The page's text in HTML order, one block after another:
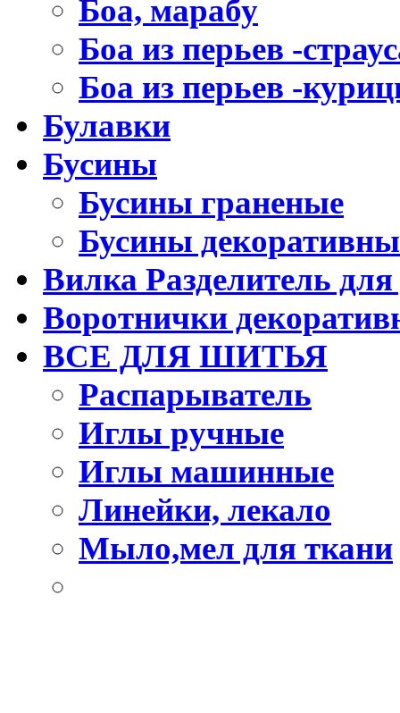
Боа, марабу
Боа из перьев -
Боа из перьев -
Булавки
Бусины
Бусины граненые
Бусины
Вилка Разделитель для
Воротнички
ВСЕ ДЛЯ ШИТЬЯ
Распарыватель
Иглы ручные
Иглы машинные
Линейки, лекало
Мыло,мел для ткани